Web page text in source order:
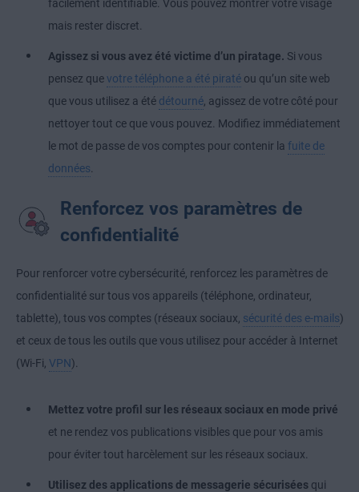
facilement identifiable. Vous pouvez montrer votre visage
mais rester discret.
Agissez si vous avez été victime d’un piratage. Si vous
pensez quevotre téléphone a été piraté ou qu’un site web
que vous utilisez a été détourné , agissez de votre côté pour
nettoyer tout ce que vous pouvez. Modifiez immédiatement
le mot de passe de vos comptes pour contenir la fuite de
données
Renforcez vos paramètres de
confidentialité
Pour renforcer votre cybersécurité, renforcez les paramètres de
confidentialité sur tous vos appareils (téléphone, ordinateur,
tablette), tous vos comptes (réseaux sociaux, sécurité des e-mails)
et ceux de tous les outils que vous utilisez pour accéder à Internet
(Wi-Fi, VPN).
Mettez votre profil sur les réseaux sociaux en mode privé
et ne rendez vos publications visibles que pour vos amis
pour éviter tout harcèlement sur les réseaux sociaux.
Utilisez des applications de messagerie sécurisées qui